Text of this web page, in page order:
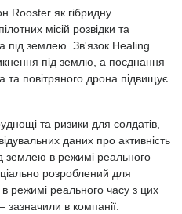
Rooster як гібридну
місій розвідки та
під землею. Зв'язок Healing
під землю, а поєднання
повітряного дрона підвищує
та ризики для солдатів,
даних про активність
землею в режимі реального
розроблений для
в режимі реального часу з цих
в компанії.